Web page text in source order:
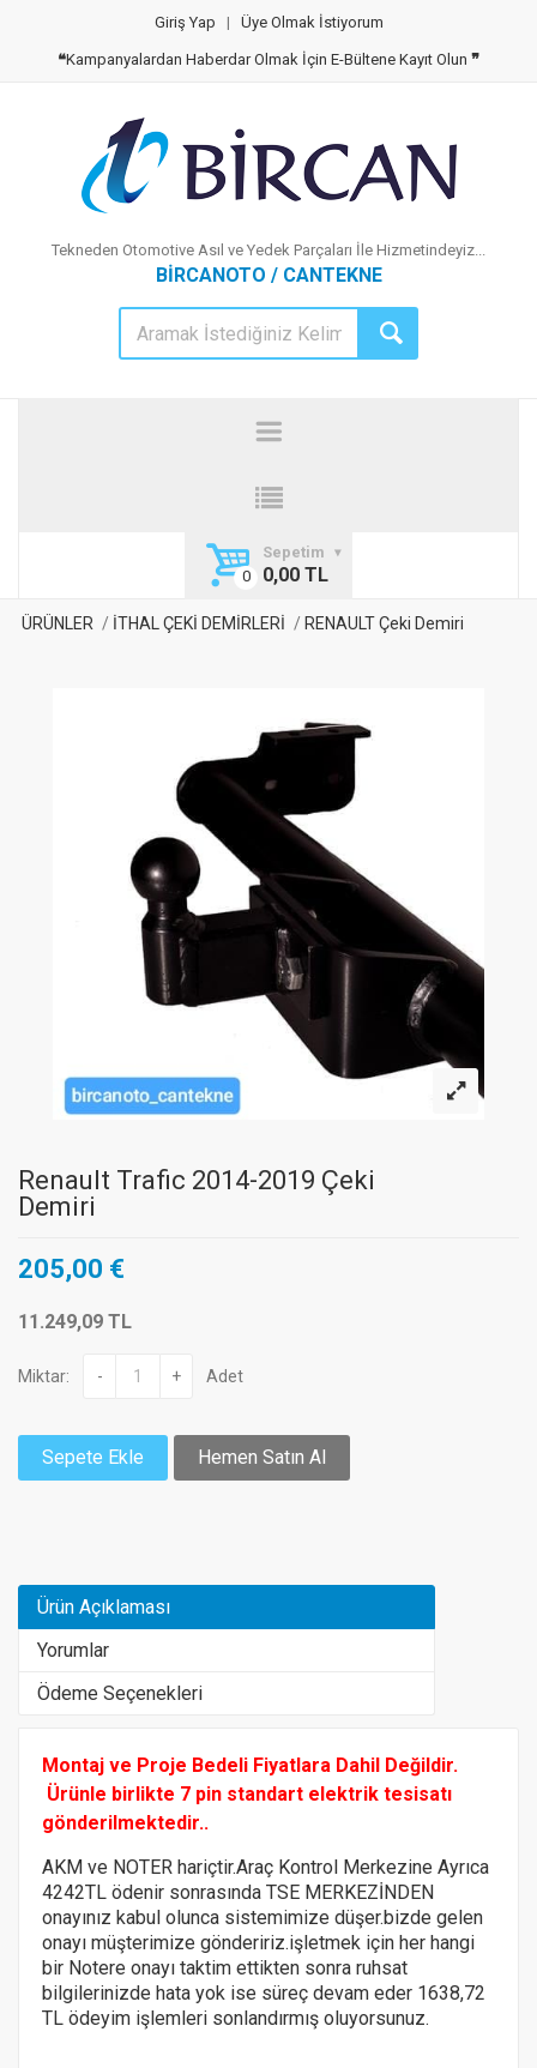
Giriş Yap | Üye Olmak İstiyorum
❝Kampanyalardan Haberdar Olmak İçin E-Bültene Kayıt Olun ❞
Tekneden Otomotive Asıl ve Yedek Parçaları İle Hizmetindeyiz...
BİRCANOTO / CANTEKNE
Sepetim
0,00 TL
ÜRÜNLER İTHAL ÇEKİ DEMİRLERİ RENAULT Çeki Demiri
Renault Trafic 2014-2019 Çeki
Demiri
205,00 €
11.249,09 TL
Miktar: - + Adet
Sepete Ekle Hemen Satın Al
Ürün Açıklaması
Yorumlar
Ödeme Seçenekleri
Montaj ve Proje Bedeli Fiyatlara Dahil Değildir.
Ürünle birlikte 7 pin standart elektrik tesisatı
gönderilmektedir..
AKM ve NOTER hariçtir.Araç Kontrol Merkezine Ayrıca
4242TL ödenir sonrasında TSE MERKEZİNDEN
onayınız kabul olunca sistemimize düşer.bizde gelen
onayı müşterimize göndeririz.işletmek için her hangi
bir Notere onayı taktim ettikten sonra ruhsat
bilgilerinizde hata yok ise süreç devam eder 1638,72
TL ödeyim işlemleri sonlandırmış oluyorsunuz.